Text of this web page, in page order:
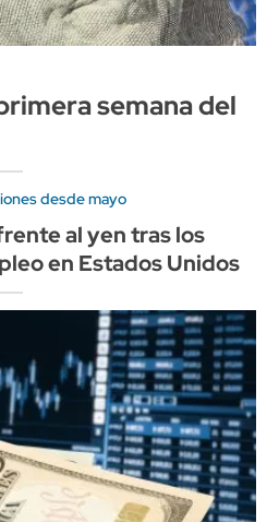
semana del
desde mayo
al yen tras los
en Estados Unidos